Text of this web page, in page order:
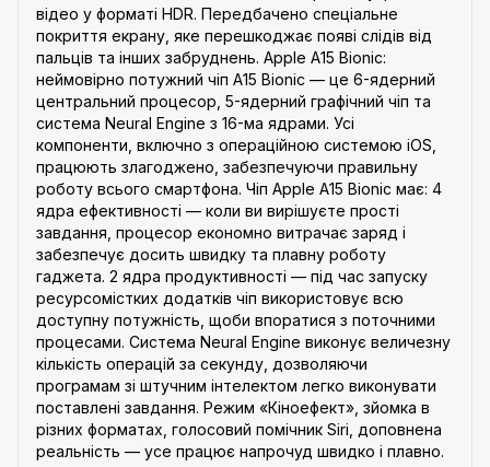
відео у форматі HDR. Передбачено спеціальне
покриття екрану, яке перешкоджає появі слідів від
пальців та інших забруднень. Apple A15 Bionic:
неймовірно потужний чіп A15 Bionic — це 6-ядерний
центральний процесор, 5-ядерний графічний чіп та
система Neural Engine з 16-ма ядрами. Усі
компоненти, включно з операційною системою iOS,
працюють злагоджено, забезпечуючи правильну
роботу всього смартфона. Чіп Apple A15 Bionic має: 4
ядра ефективності — коли ви вирішуєте прості
завдання, процесор економно витрачає заряд і
забезпечує досить швидку та плавну роботу
гаджета. 2 ядра продуктивності — під час запуску
ресурсомістких додатків чіп використовує всю
доступну потужність, щоби впоратися з поточними
процесами. Система Neural Engine виконує величезну
кількість операцій за секунду, дозволяючи
програмам зі штучним інтелектом легко виконувати
поставлені завдання. Режим «Кіноефект», зйомка в
різних форматах, голосовий помічник Siri, доповнена
реальність — усе працює напрочуд швидко і плавно.